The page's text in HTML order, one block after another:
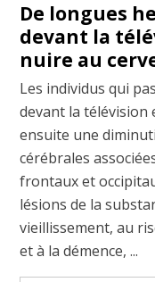
De longues
devant la
nuire au
Les individus qui
devant la télévision
ensuite une
cérébrales
frontaux et
lésions de la
vieillissement, au
et à la démence, ...